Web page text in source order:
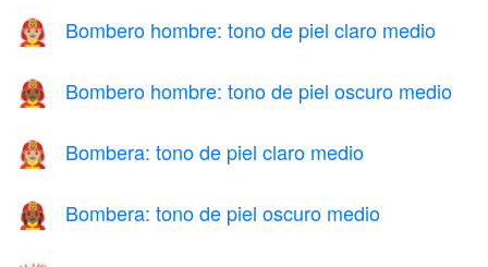
👨🏼‍🚒 Bombero hombre: tono de piel claro medio
👨🏾‍🚒 Bombero hombre: tono de piel oscuro medio
👩🏼‍🚒 Bombera: tono de piel claro medio
👩🏾‍🚒 Bombera: tono de piel oscuro medio